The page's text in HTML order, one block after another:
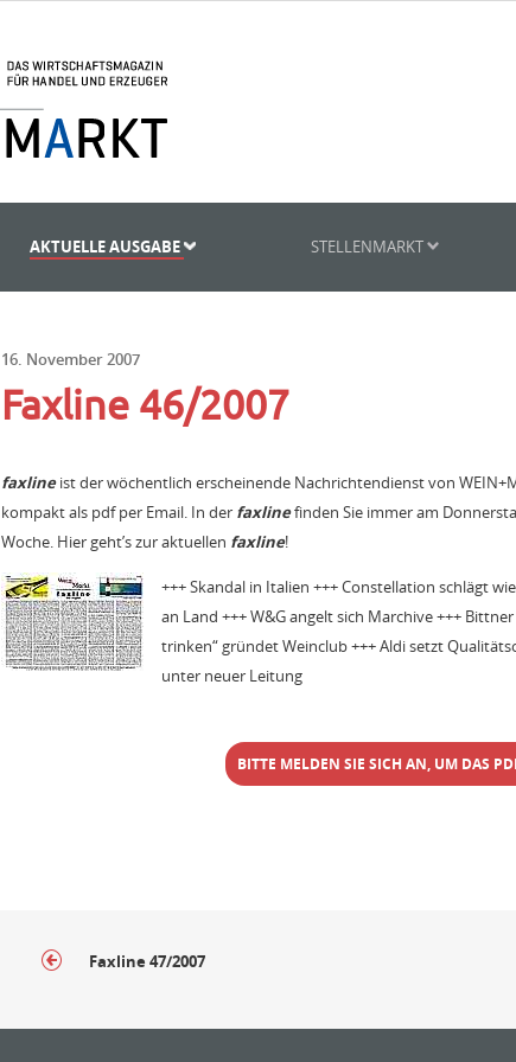
AKTUELLE AUSGABE STELLENMARKT
16. November 2007
Faxline 46/2007
faxlineist der wöchentlich erscheinende Nachrichtendienst von
kompakt als pdf per Email. In der faxlinefinden Sie immer am
Woche. Hier geht’s zur aktuellen faxline!
+++ Skandal in Italien +++ Constellation schlägt
an Land +++ W&G angelt sich Marchive +++
trinken“ gründet Weinclub +++ Aldi setzt
unter neuer Leitung
BITTE MELDEN SIE SICH AN, UM DAS
Faxline 47/2007